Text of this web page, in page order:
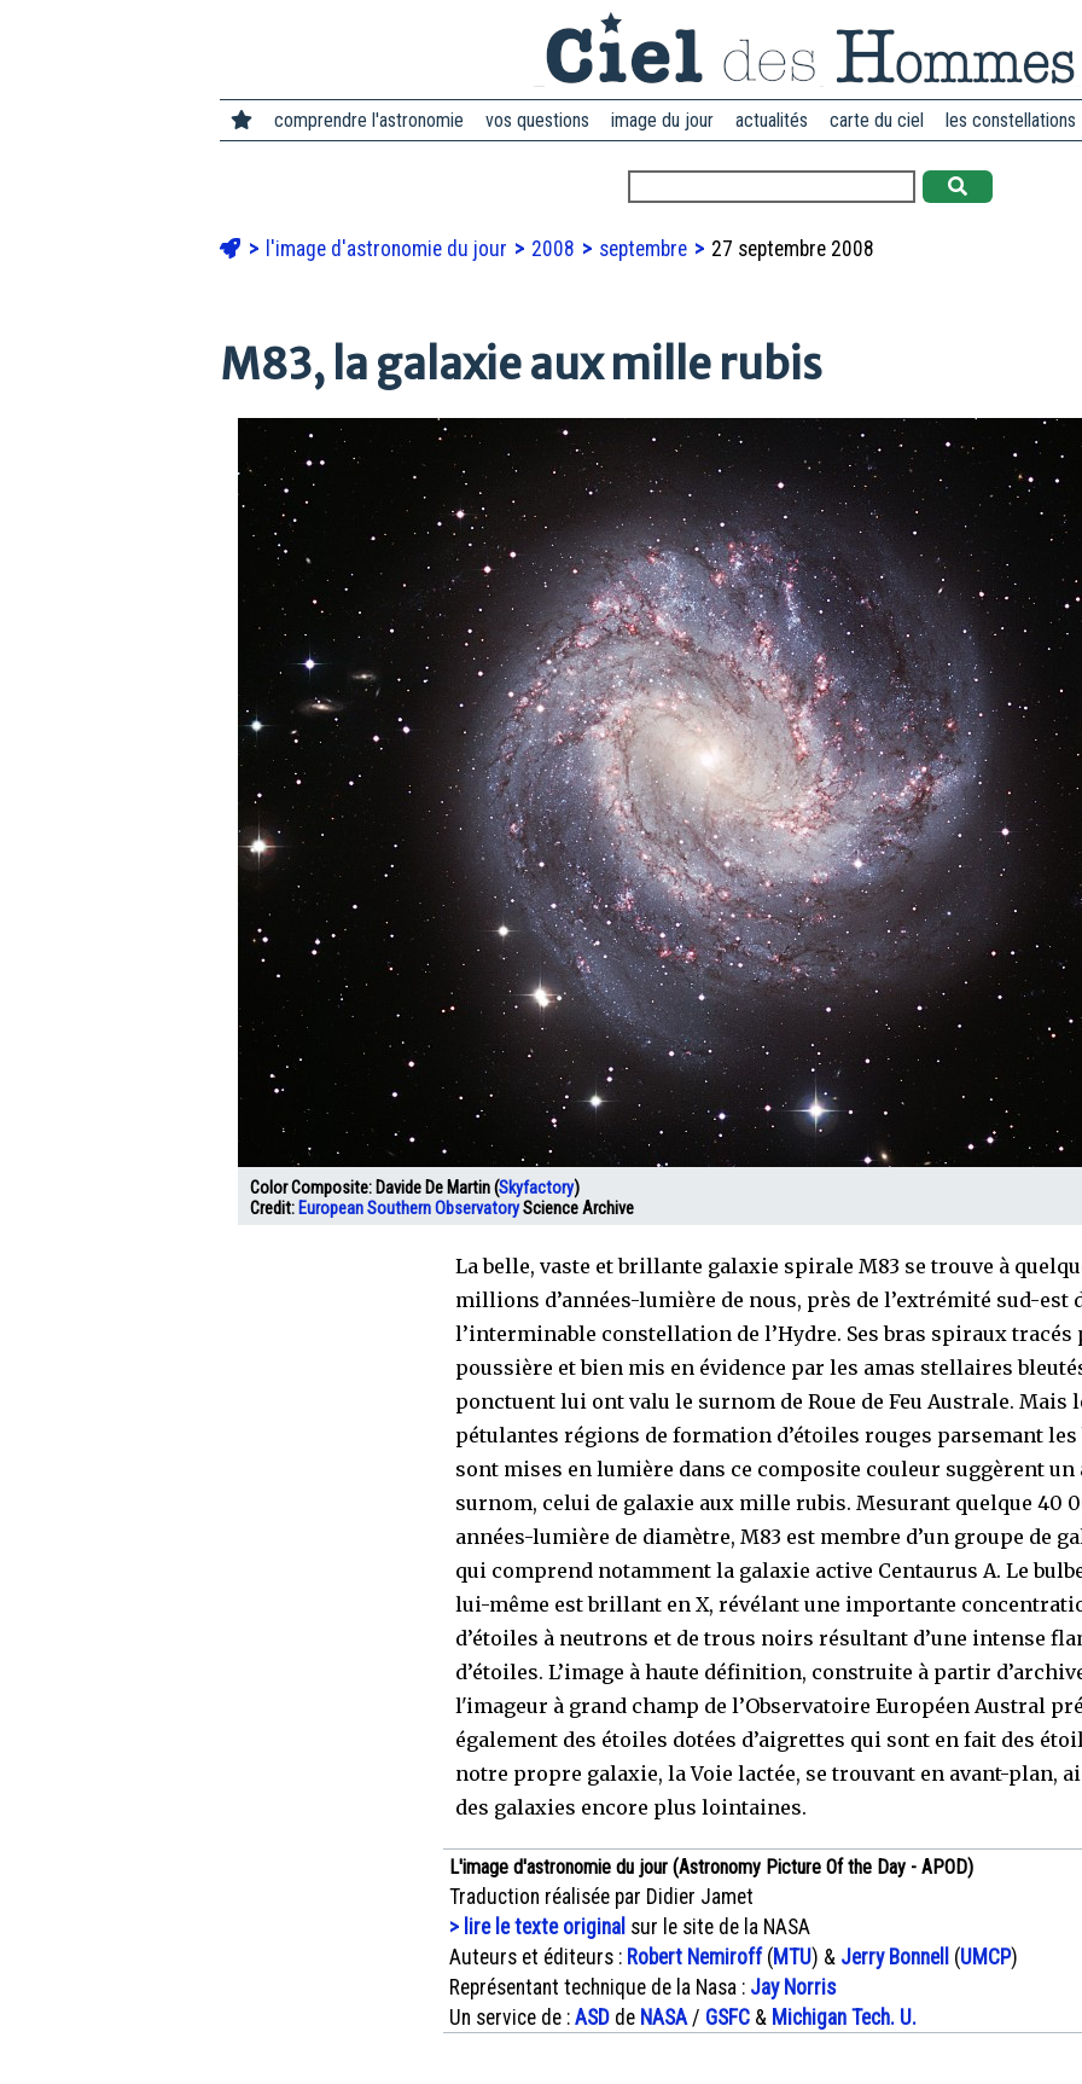
comprendre l'astronomie vos questions image du jour actualités carte du ciel les constellations
l'image d'astronomie du jour 2008 septembre 27 septembre 2008
M83, la galaxie aux mille rubis
Color Composite: Davide De Martin (Skyfactory)
Credit: European Southern ObservatoryScience Archive
La belle, vaste et brillante galaxie spirale M83 se trouve à
millions d’années-lumière de nous, près de l’extrémité sud-est
l’interminable constellation de l’Hydre. Ses bras spiraux tracés
poussière et bien mis en évidence par les amas stellaires
ponctuent lui ont valu le surnom de Roue de Feu Australe. Mais
pétulantes régions de formation d’étoiles rouges parsemant les
sont mises en lumière dans ce composite couleur suggèrent un
surnom, celui de galaxie aux mille rubis. Mesurant quelque 40
années-lumière de diamètre, M83 est membre d’un groupe de
qui comprend notamment la galaxie active Centaurus A. Le
lui-même est brillant en X, révélant une importante
d’étoiles à neutrons et de trous noirs résultant d’une intense
d’étoiles. L’image à haute définition, construite à partir
l'imageur à grand champ de l’Observatoire Européen Austral
également des étoiles dotées d’aigrettes qui sont en fait des
notre propre galaxie, la Voie lactée, se trouvant en avant-plan,
des galaxies encore plus lointaines.
L'image d'astronomie du jour (Astronomy Picture Of the Day - APOD)
Traduction réalisée par Didier Jamet
> lire le texte original sur le site de la NASA
Auteurs et éditeurs : Robert Nemiroff(MTU) & Jerry Bonnell (UMCP)
Représentant technique de la Nasa : Jay Norris
Un service de : ASD de NASA / GSFC & Michigan Tech. U.